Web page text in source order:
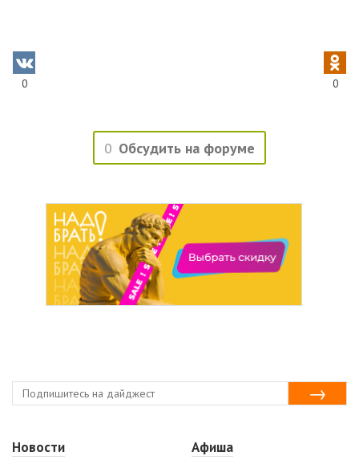
0 0
0 Обсудить на форуме
Новости
Афиша